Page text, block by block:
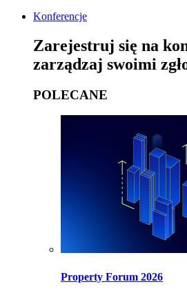
Konferencje
Zarejestruj się na
zarządzaj swoimi
POLECANE
Property Forum 2026